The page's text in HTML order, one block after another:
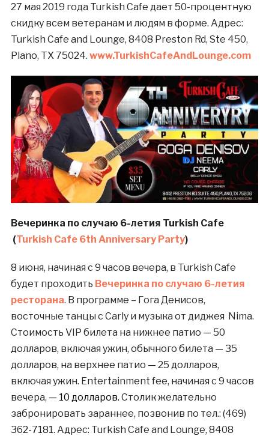
27 мая 2019 года Turkish Cafe дает 50-процентную
скидку всем ветеранам и людям в форме. Адрес:
Turkish Cafe and Lounge, 8408 Preston Rd, Ste 450,
Plano, TX 75024. www.TurkishCafeAndLounge.com
Вечеринка по случаю 6-летия Turkish Cafe
(Turkish Cafe 6th Anniversary Party)
8 июня, начиная с 9 часов вечера, в Turkish Cafe
будет проходить Вечеринка по случаю 6-летия
ресторана. В программе – Гога Денисов,
восточные танцы с Carly и музыка от диджея Nima.
Стоимость VIP билета на нижнее патио — 50
долларов, включая ужин, обычного билета — 35
долларов, на верхнее патио — 25 долларов,
включая ужин. Entertainment fee, начиная с 9 часов
вечера, — 10 долларов. Столик желательно
забронировать зараннее, позвонив по тел.: (469)
362-7181. Адрес: Turkish Cafe and Lounge, 8408